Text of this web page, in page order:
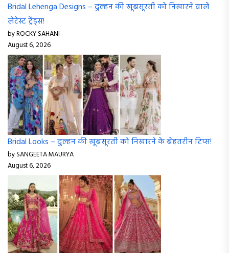
Bridal Lehenga Designs – दुल्हन की खूबसूरती को निखारने वाले
लेटेस्ट ट्रेंड्स!
by ROCKY SAHANI
August 6, 2026
Bridal Looks – दुल्हन की खूबसूरती को निखारने के बेहतरीन टिप्स!
by SANGEETA MAURYA
August 6, 2026